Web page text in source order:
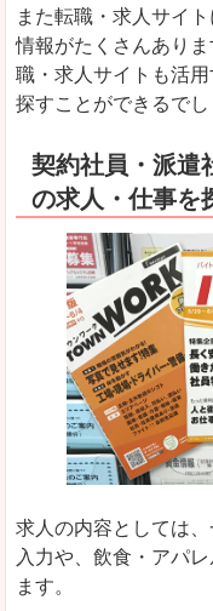
また転職・求人サイ
情報がたくさんあり
職・求人サイトも活
探すことができるでし
契約社員・派遣
の求人・仕事を
求人の内容としては
入力や、飲食・アパ
ます。